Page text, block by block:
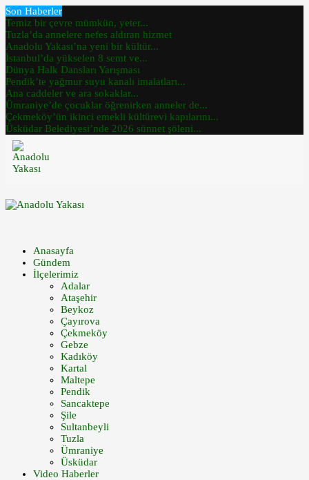
Son Haberler
Temiz bir çevre mümkün, yeter...
Tuzla’da annelere nefes aldıran hizmet
Anadolu Yakası’na yeni bir kültür...
İstanbul’da yükselen 8 semt ve...
Dünya Halk Dansları Yarışması
Pendik’te yağmur suyu kanalı imalatları...
Ana caddeler ve ara sokaklar...
Ümraniye’de çocuklar öğrenirken anneler de...
Çekmeköy’ün ikinci emekli kültürevi kapılarını...
Üsküdar Belediyesi’nde 2026 sünnet şöleni...
Anasayfa
Gündem
İlçelerimiz
Adalar
Ataşehir
Beykoz
Çayırova
Çekmeköy
Gebze
Kadıköy
Kartal
Maltepe
Pendik
Sancaktepe
Şile
Sultanbeyli
Tuzla
Ümraniye
Üsküdar
Video Haberler